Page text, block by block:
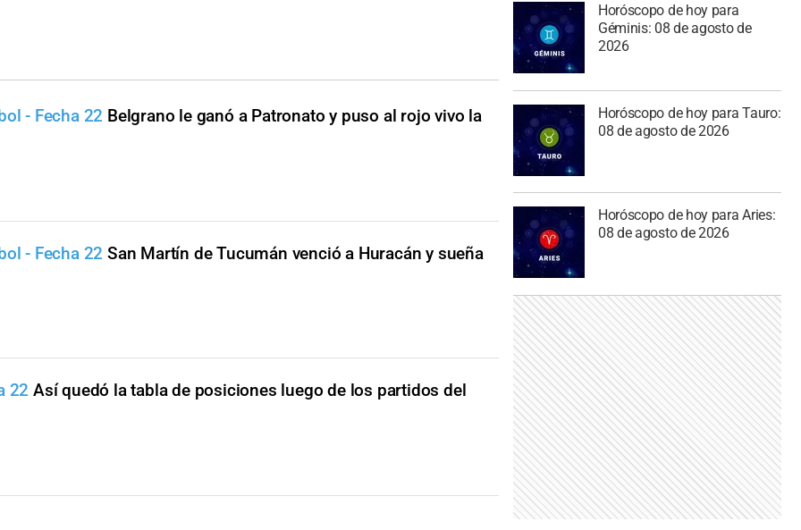
- Fecha 22 Belgrano le ganó a Patronato y puso al rojo vivo la
- Fecha 22 San Martín de Tucumán venció a Huracán y sueña
22 Así quedó la tabla de posiciones luego de los partidos del
Horóscopo de hoy para
Géminis: 08 de agosto de
2026
Horóscopo de hoy para Tauro:
08 de agosto de 2026
Horóscopo de hoy para Aries:
08 de agosto de 2026